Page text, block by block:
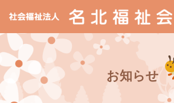
お知らせ